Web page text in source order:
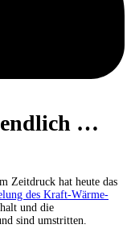
endlich …
Zeitdruck hat heute das
des Kraft-Wärme-
und die
sind umstritten.